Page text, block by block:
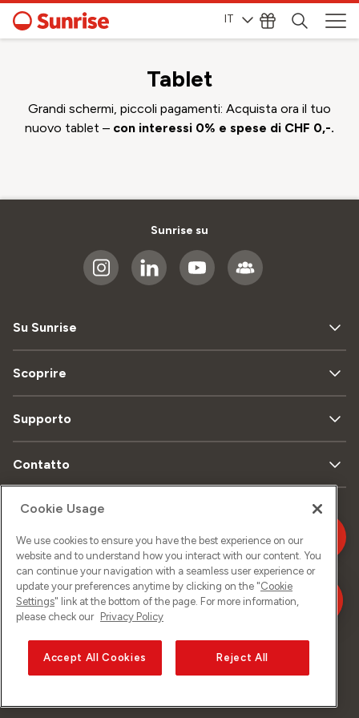
IT
Tablet
Grandi schermi, piccoli pagamenti: Acquista ora il tuo
nuovo tablet – con interessi 0% e spese di CHF 0,-.
Sunrise su
Su Sunrise
Scoprire
Supporto
Contatto
del sito
dei dati
legali
Informazione
legale
Cookie Usage
We use cookies to ensure you have the best experience on our
website and to understand how you interact with our content. You
can continue your navigation with a seamless user experience or
update your preferences anytime by clicking on the "Cookie
Settings" link at the bottom of the page. For more information,
please check our Privacy Policy
Accept All Cookies Reject All